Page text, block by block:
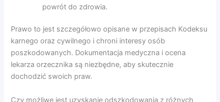
powrót do zdrowia.
Prawo to jest szczegółowo opisane w przepisach Kodeksu
karnego oraz cywilnego i chroni interesy osób
poszkodowanych. Dokumentacja medyczna i ocena
lekarza orzecznika są niezbędne, aby skutecznie
dochodzić swoich praw.
Czy możliwe jest uzyskanie odszkodowania z różnych